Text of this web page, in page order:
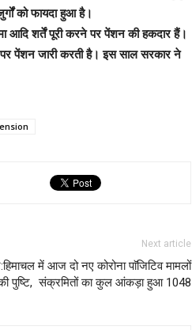
को फायदा हुआ है।
आदि शर्तें पूरी करने पर पेंशन की हकदार हैं।
पर पेंशन जारी करती है। इस साल सरकार ने
Next article
में आज दो नए कोरोना पाॅजिटिव मामलों
पुष्टि, संक्रमितों का कुल आंकड़ा हुआ 1048